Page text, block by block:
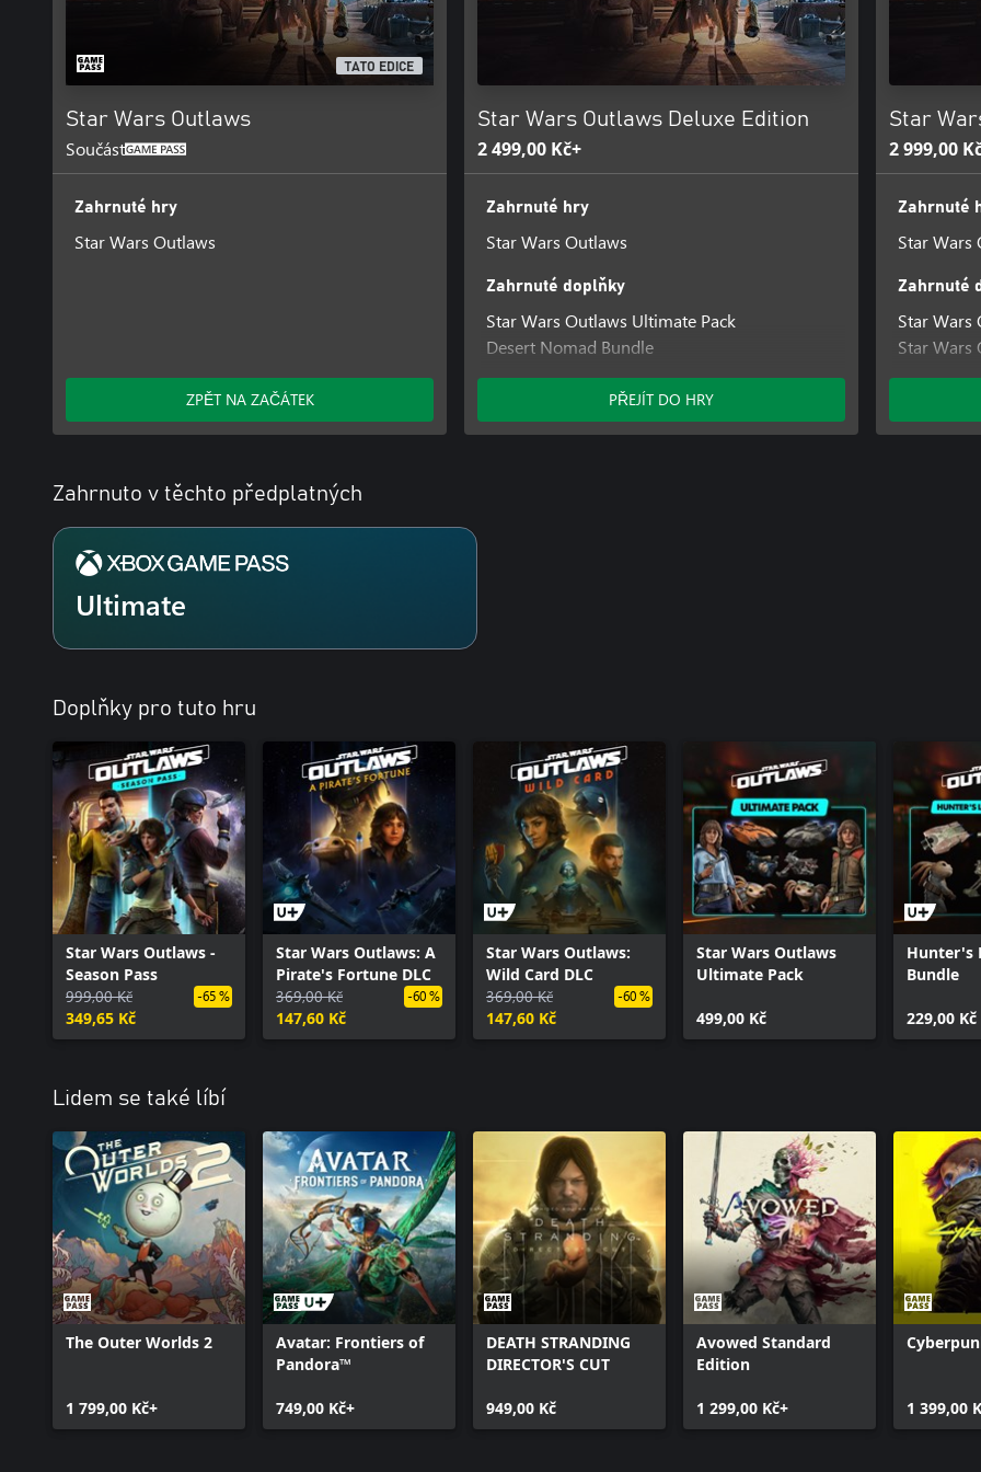
TATO EDICE
Star Wars Outlaws
Součást
Zahrnuté hry
Star Wars Outlaws
ZPĚT NA ZAČÁTEK
Star Wars Outlaws Deluxe Edition
2 499,00 Kč+
Zahrnuté hry
Star Wars Outlaws
Zahrnuté doplňky
Star Wars Outlaws Ultimate Pack
Desert Nomad Bundle
Naboo Nobility Bundle
Star Wars Outlaws Sabacc Shark Character
Pack
PŘEJÍT DO HRY
Star
2 999,00
Zahrnuté
Star Wars
Zahrnuté
Star Wars
Star Wars
Star Wars
Hunter's
Cartel
Zahrnuto v těchto předplatných
Ultimate
Doplňky pro tuto hru
Star Wars Outlaws -
Season Pass
999,00 Kč
349,65 Kč
-65 %
Star Wars Outlaws: A
Pirate's Fortune DLC
369,00 Kč
147,60 Kč
-60 %
Star Wars Outlaws:
Wild Card DLC
369,00 Kč
147,60 Kč
-60 %
Star Wars Outlaws
Ultimate Pack
499,00 Kč
Hunter's
Bundle
229,00 Kč
Lidem se také líbí
The Outer Worlds 2
1 799,00 Kč+
Avatar: Frontiers of
Pandora™
749,00 Kč+
DEATH STRANDING
DIRECTOR'S CUT
949,00 Kč
Avowed Standard
Edition
1 299,00 Kč+ 1 399,00